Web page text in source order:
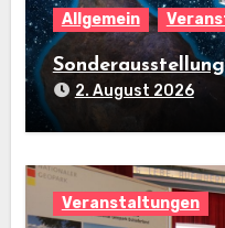
Allgemein
2. August 2026
Veranstaltungen